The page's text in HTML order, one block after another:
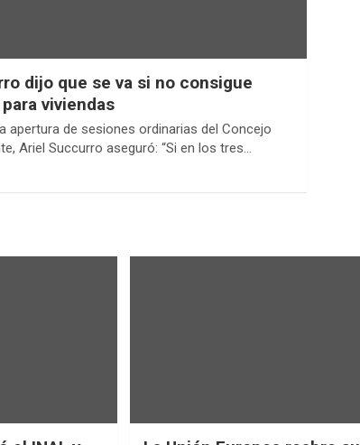
dijo que se va si no consigue
viviendas
apertura de sesiones ordinarias del Concejo
Ariel Succurro aseguró: “Si en los tres…